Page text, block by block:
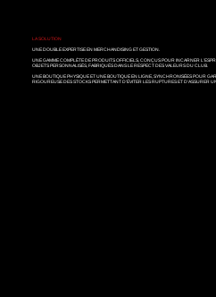
LA SOLUTION
UNE DOUBLE EXPERTISE EN MERCHANDISING ET GESTION.
UNE GAMME COMPLÈTE DE PRODUITS OFFICIELS, CONÇUS POUR INCARNER
OBJETS PERSONNALISÉS, FABRIQUÉS DANS LE RESPECT DES VALEURS DU CLUB.
UNE BOUTIQUE PHYSIQUE ET UNE BOUTIQUE EN LIGNE, SYNCHRONISÉES POUR
RIGOUREUSE DES STOCKS PERMETTANT D’ÉVITER LES RUPTURES ET D’ASSURER